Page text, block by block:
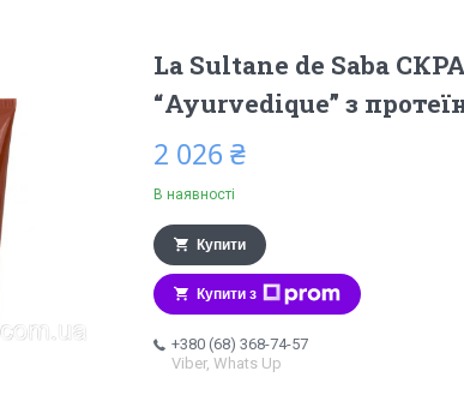
La Sultane de Saba
“Ayurvedique” з
2 026 ₴
В наявності
Купити
Купити з
+380 (68) 368-74-57
Viber, Whats Up